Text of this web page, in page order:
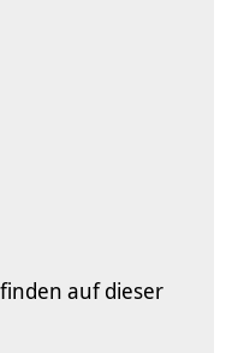
auf dieser